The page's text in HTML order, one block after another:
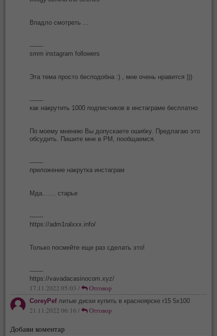
Впадло смотреть ...
-------
smm instagram followers
Эта тема просто бесподобна :) , мне очень нравится )))
-------
как накрутить 1000 подписчиков в инстаграме бесплатно
По моему мнению Вы допускаете ошибку. Предлагаю это
обсудить. Пишите мне в PM, пообщаемся.
-------
приложение накрутка инстаграм
Мда....... старье
-------
https://adm1ralxxx.info/
Только посмейте еще раз сделать это!
-------
https://vavadacasinocom.xyz/
17.11.2022 05:03 / Отговор
CoreyPefлитые диски купить в красноярске r15 5х100
21.11.2022 06:16 / Отговор
Добави коментар